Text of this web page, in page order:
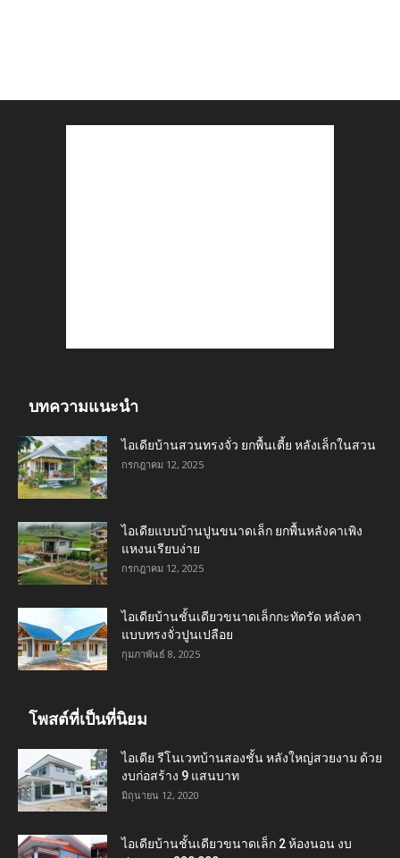
บทความแนะนำ
ไอเดียบ้านสวนทรงจั่ว ยกพื้นเตี้ย หลังเล็กในสวน
กรกฎาคม 12, 2025
ไอเดียแบบบ้านปูนขนาดเล็ก ยกพื้นหลังคาเพิง
แหงนเรียบง่าย
กรกฎาคม 12, 2025
ไอเดียบ้านชั้นเดียวขนาดเล็กกะทัดรัด หลังคา
แบบทรงจั่วปูนเปลือย
กุมภาพันธ์ 8, 2025
โพสต์ที่เป็นที่นิยม
ไอเดีย รีโนเวทบ้านสองชั้น หลังใหญ่สวยงาม ด้วย
งบก่อสร้าง 9 แสนบาท
มิถุนายน 12, 2020
ไอเดียบ้านชั้นเดียวขนาดเล็ก 2 ห้องนอน งบ